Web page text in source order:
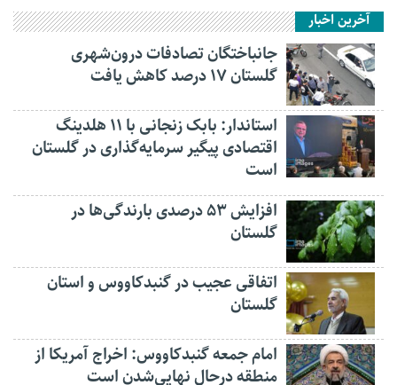
آخرین اخبار
جانباختگان تصادفات درون‌شهری
گلستان ۱۷ درصد کاهش یافت
استاندار: بابک زنجانی با ۱۱ هلدینگ
اقتصادی پیگیر سرمایه‌گذاری در گلستان
است
افزایش ۵۳ درصدی بارندگی‌ها در
گلستان
اتفاقی عجیب در‌ گنبدکاووس و استان
گلستان
امام جمعه گنبدکاووس: اخراج آمریکا از
منطقه درحال نهایی‌شدن است